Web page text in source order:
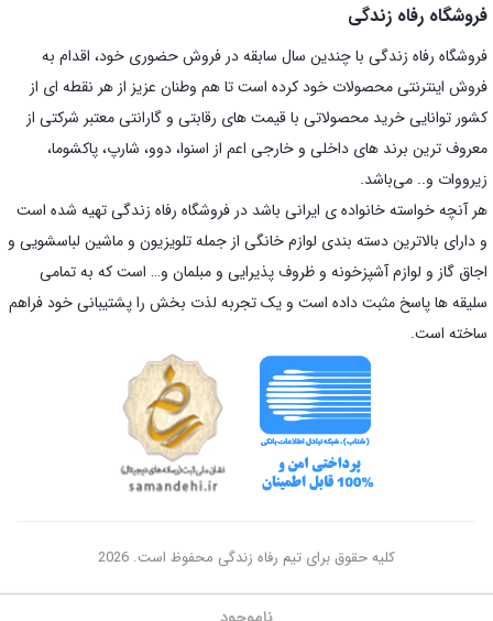
فروشگاه رفاه زندگی
فروشگاه رفاه زندگی با چندین سال سابقه در فروش حضوری خود، اقدام به
فروش اینترنتی محصولات خود کرده است تا هم وطنان عزیز از هر نقطه ای از
کشور توانایی خرید محصولاتی با قیمت های رقابتی و گارانتی معتبر شرکتی از
معروف ترین برند های داخلی و خارجی اعم از اسنوا، دوو، شارپ، پاکشوما،
زیرووات و.. می‌باشد.
هر آنچه خواسته خانواده ی ایرانی باشد در فروشگاه رفاه زندگی تهیه شده است
و دارای بالاترین دسته بندی لوازم خانگی از جمله تلویزیون و ماشین لباسشویی و
اجاق گاز و لوازم آشپزخونه و ظروف پذیرایی و مبلمان و… است که به تمامی
سلیقه ها پاسخ مثبت داده است و یک تجربه لذت بخش را پشتیبانی خود فراهم
ساخته است.
کلیه حقوق برای تیم رفاه زندگی محفوظ است. 2026